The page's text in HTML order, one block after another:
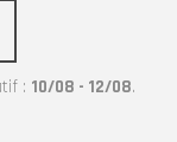
: 10/08 - 12/08.